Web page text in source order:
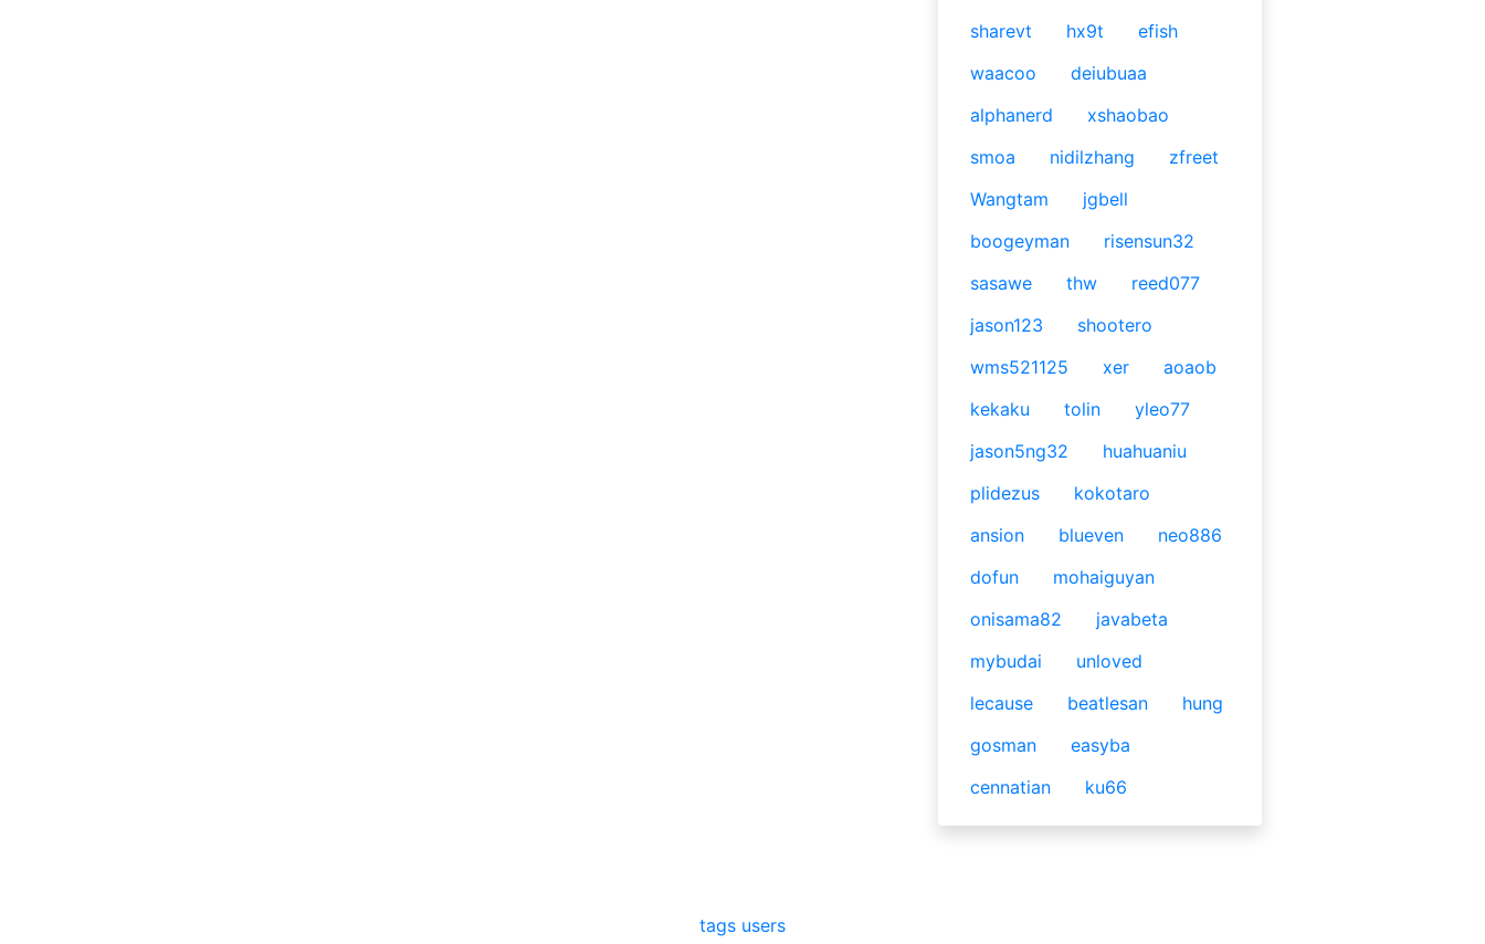
sharevt
hx9t
efish
waacoo
deiubuaa
alphanerd
xshaobao
smoa
nidilzhang
zfreet
Wangtam
jgbell
boogeyman
risensun32
sasawe
thw
reed077
jason123
shootero
wms521125
xer
aoaob
kekaku
tolin
yleo77
jason5ng32
huahuaniu
plidezus
kokotaro
ansion
blueven
neo886
dofun
mohaiguyan
onisama82
javabeta
mybudai
unloved
lecause
beatlesan
hung
gosman
easyba
cennatian
ku66
tags users